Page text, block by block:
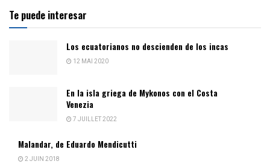
Te puede interesar
Los ecuatorianos no descienden de los incas
12 MAI 2020
En la isla griega de Mykonos con el Costa
Venezia
7 JUILLET 2022
Malandar, de Eduardo Mendicutti
2 JUIN 2018